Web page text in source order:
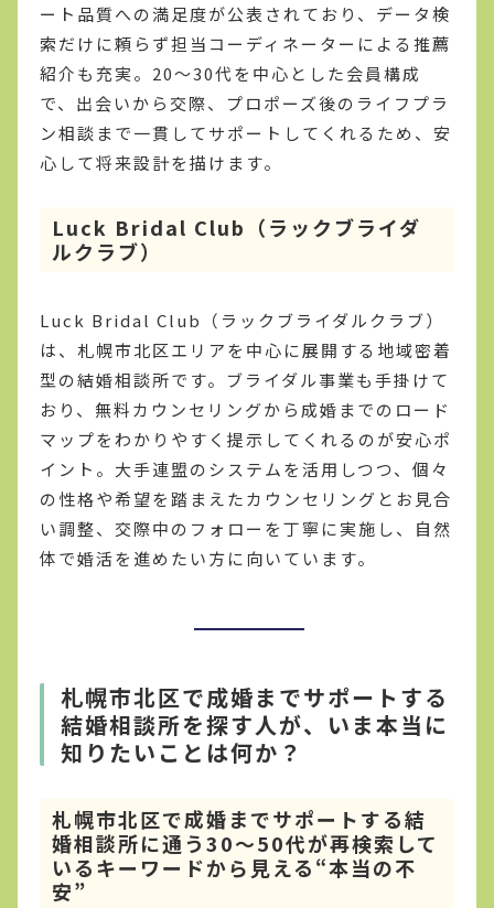
ート品質への満足度が公表されており、データ検
索だけに頼らず担当コーディネーターによる推薦
紹介も充実。20〜30代を中心とした会員構成
で、出会いから交際、プロポーズ後のライフプラ
ン相談まで一貫してサポートしてくれるため、安
心して将来設計を描けます。
Luck Bridal Club（ラックブライダ
ルクラブ）
Luck Bridal Club（ラックブライダルクラブ）
は、札幌市北区エリアを中心に展開する地域密着
型の結婚相談所です。ブライダル事業も手掛けて
おり、無料カウンセリングから成婚までのロード
マップをわかりやすく提示してくれるのが安心ポ
イント。大手連盟のシステムを活用しつつ、個々
の性格や希望を踏まえたカウンセリングとお見合
い調整、交際中のフォローを丁寧に実施し、自然
体で婚活を進めたい方に向いています。
札幌市北区で成婚までサポートする
結婚相談所を探す人が、いま本当に
知りたいことは何か？
札幌市北区で成婚までサポートする結
婚相談所に通う30〜50代が再検索して
いるキーワードから見える“本当の不
安”